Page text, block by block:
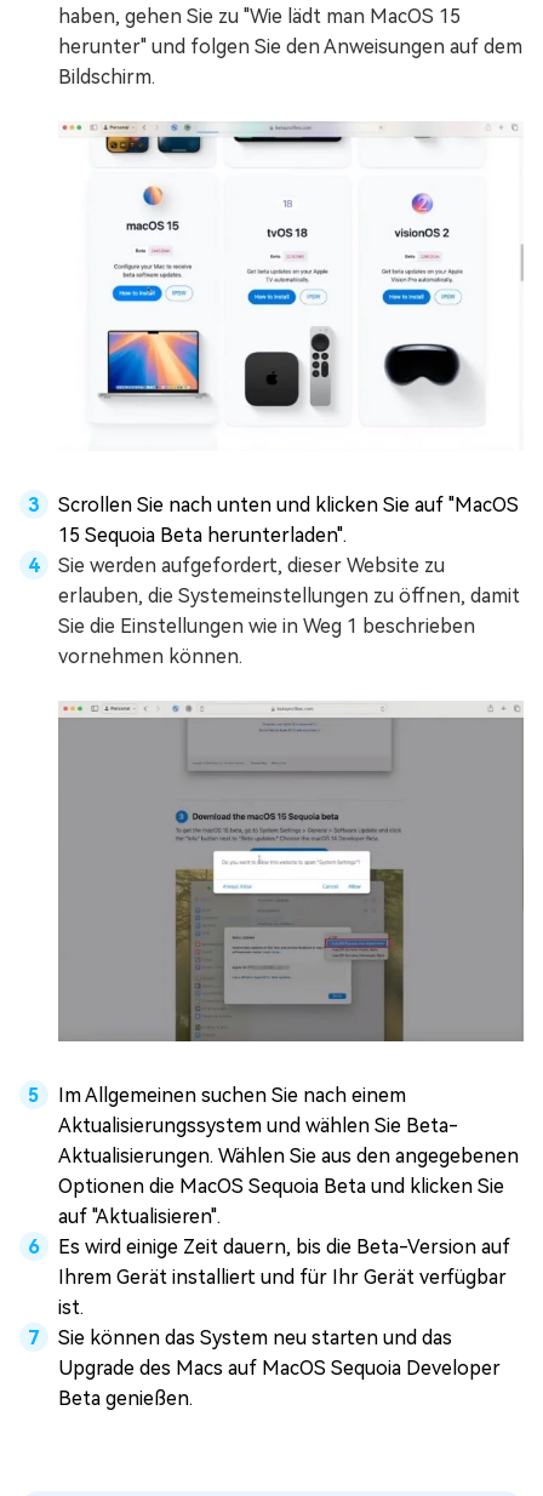
haben, gehen Sie zu "Wie lädt man MacOS 15
herunter" und folgen Sie den Anweisungen auf dem
Bildschirm.
Scrollen Sie nach unten und klicken Sie auf "MacOS
15 Sequoia Beta herunterladen".
Sie werden aufgefordert, dieser Website zu
erlauben, die Systemeinstellungen zu öffnen, damit
Sie die Einstellungen wie in Weg 1 beschrieben
vornehmen können.
Im Allgemeinen suchen Sie nach einem
Aktualisierungssystem und wählen Sie Beta-
Aktualisierungen. Wählen Sie aus den angegebenen
Optionen die MacOS Sequoia Beta und klicken Sie
auf "Aktualisieren".
Es wird einige Zeit dauern, bis die Beta-Version auf
Ihrem Gerät installiert und für Ihr Gerät verfügbar
ist.
Sie können das System neu starten und das
Upgrade des Macs auf MacOS Sequoia Developer
Beta genießen.